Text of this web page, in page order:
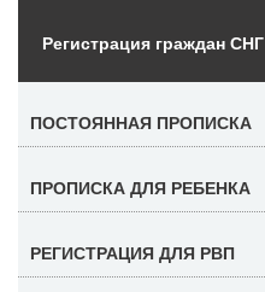
Регистрация граждан СНГ
ПОСТОЯННАЯ ПРОПИСКА
ПРОПИСКА ДЛЯ РЕБЕНКА
РЕГИСТРАЦИЯ ДЛЯ РВП